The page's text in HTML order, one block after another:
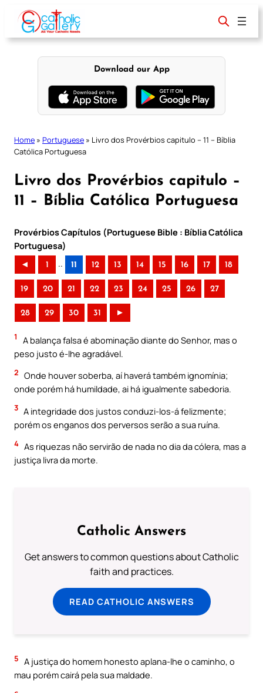
content
Download our App
Home » Portuguese » Livro dos Provérbios capitulo – 11 – Bíblia
Católica Portuguesa
Livro dos Provérbios capitulo –
11 – Bíblia Católica Portuguesa
Provérbios Capítulos (Portuguese Bible : Bíblia Católica
Portuguesa)
◄ 1 .. 11 12 13 14 15 16 17 18
19 20 21 22 23 24 25 26 27
28 29 30 31 ►
1
A balança falsa é abominação diante do Senhor, mas o
peso justo é-lhe agradável.
2 Onde houver soberba, aí haverá também ignomínia;
onde porém há humildade, ai há igualmente sabedoria.
3 A integridade dos justos conduzi-los-á felizmente;
porém os enganos dos perversos serão a sua ruína.
4 As riquezas não servirão de nada no dia da cólera, mas a
justiça livra da morte.
Catholic Answers
Get answers to common questions about Catholic
faith and practices.
READ CATHOLIC ANSWERS
5 A justiça do homem honesto aplana-lhe o caminho, o
mau porém cairá pela sua maldade.